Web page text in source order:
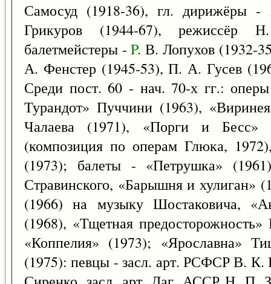
Самосуд (1918-36), гл.
Грикуров (1944-67),
балетмейстеры -P. В. Лопухов (1932-
А. Фенстер (1945-53), П. А. Гусев
Среди пост. 60 - нач. 70-х гг.:
Турандот» Пуччини (1963),
Чалаева (1971), «Порги и Бесс»
(композиция по операм Глюка,
(1973); балеты - «Петрушка»
Стравинского, «Барышня и хулиган»
(1966) на музыку Шостаковича,
(1968), «Тщетная
«Коппелия» (1973); «Ярославна»
(1975): певцы - засл. арт. РСФСР В.